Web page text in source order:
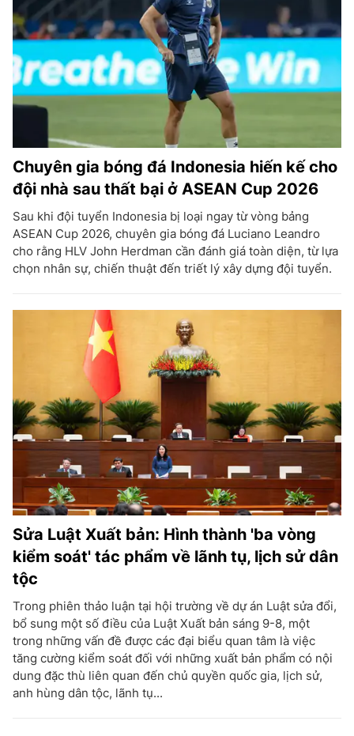
Chuyên gia bóng đá Indonesia hiến kế cho
đội nhà sau thất bại ở ASEAN Cup 2026
Sau khi đội tuyển Indonesia bị loại ngay từ vòng bảng
ASEAN Cup 2026, chuyên gia bóng đá Luciano Leandro
cho rằng HLV John Herdman cần đánh giá toàn diện, từ lựa
chọn nhân sự, chiến thuật đến triết lý xây dựng đội tuyển.
Sửa Luật Xuất bản: Hình thành 'ba vòng
kiểm soát' tác phẩm về lãnh tụ, lịch sử dân
tộc
Trong phiên thảo luận tại hội trường về dự án Luật sửa đổi,
bổ sung một số điều của Luật Xuất bản sáng 9-8, một
trong những vấn đề được các đại biểu quan tâm là việc
tăng cường kiểm soát đối với những xuất bản phẩm có nội
dung đặc thù liên quan đến chủ quyền quốc gia, lịch sử,
anh hùng dân tộc, lãnh tụ...